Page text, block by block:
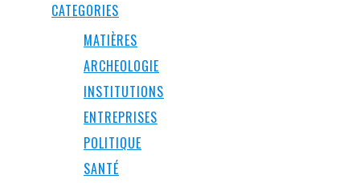
CATEGORIES
MATIÈRES
ARCHEOLOGIE
INSTITUTIONS
ENTREPRISES
POLITIQUE
SANTÉ